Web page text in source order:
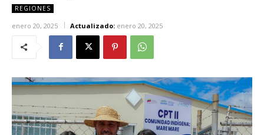
REGIONES
enero 20, 2025 Actualizado: enero 20, 2025